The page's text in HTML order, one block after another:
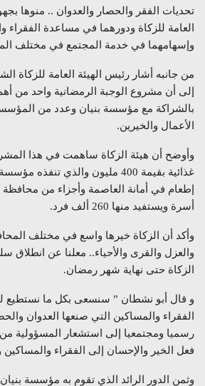
تحديات الفقر والحصار والعدوان .. منوها
العامة للزكاة ودورهما في مساعدة الفقراء
وإسهامهما في خدمة المجتمع في مختلف
من جانبه أشار رئيس الهيئة العامة للزكاة
إلى أن مشروع الوجبة الرمضانية واحد من
بالشراكة مع مؤسسة بنيان وعدد من
الأعمال والخيرين.
غذائية بقيمة 400 مليون والذي
أسرة ويستفيد منها 260 ألف فرد.
وأكد أن الزكاة خيرها واسع في مختلف
والعزل والقرى والأحياء.. معلنا عن انطلاق
الزكاة حتى نهاية شهر رمضان.
و قال أبو نشطان ” سنسعى بكل ما نستطيع
الفقراء والمساكين التي صنعها العدوان
رسميا ومجتمعيا إلى استشعار المسؤولية
فعل الخير والإحسان إلى الفقراء والمساكين
وثمن الدور الرائد الذي تقوم به مؤسسة بنيان